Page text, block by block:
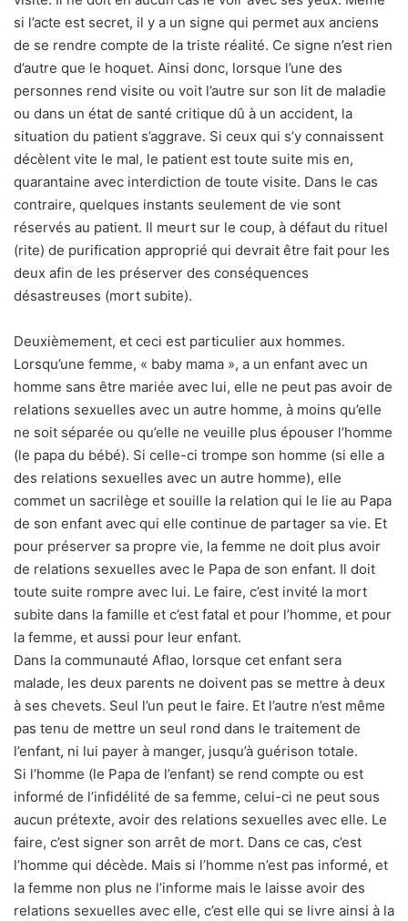
si l’acte est secret, il y a un signe qui permet aux anciens
de se rendre compte de la triste réalité. Ce signe n’est rien
d’autre que le hoquet. Ainsi donc, lorsque l’une des
personnes rend visite ou voit l’autre sur son lit de maladie
ou dans un état de santé critique dû à un accident, la
situation du patient s’aggrave. Si ceux qui s’y connaissent
décèlent vite le mal, le patient est toute suite mis en,
quarantaine avec interdiction de toute visite. Dans le cas
contraire, quelques instants seulement de vie sont
réservés au patient. Il meurt sur le coup, à défaut du rituel
(rite) de purification approprié qui devrait être fait pour les
deux afin de les préserver des conséquences
désastreuses (mort subite).
Deuxièmement, et ceci est particulier aux hommes.
Lorsqu’une femme, « baby mama », a un enfant avec un
homme sans être mariée avec lui, elle ne peut pas avoir de
relations sexuelles avec un autre homme, à moins qu’elle
ne soit séparée ou qu’elle ne veuille plus épouser l’homme
(le papa du bébé). Si celle-ci trompe son homme (si elle a
des relations sexuelles avec un autre homme), elle
commet un sacrilège et souille la relation qui le lie au Papa
de son enfant avec qui elle continue de partager sa vie. Et
pour préserver sa propre vie, la femme ne doit plus avoir
de relations sexuelles avec le Papa de son enfant. Il doit
toute suite rompre avec lui. Le faire, c’est invité la mort
subite dans la famille et c’est fatal et pour l’homme, et pour
la femme, et aussi pour leur enfant.
Dans la communauté Aflao, lorsque cet enfant sera
malade, les deux parents ne doivent pas se mettre à deux
à ses chevets. Seul l’un peut le faire. Et l’autre n’est même
pas tenu de mettre un seul rond dans le traitement de
l’enfant, ni lui payer à manger, jusqu’à guérison totale.
Si l’homme (le Papa de l’enfant) se rend compte ou est
informé de l’infidélité de sa femme, celui-ci ne peut sous
aucun prétexte, avoir des relations sexuelles avec elle. Le
faire, c’est signer son arrêt de mort. Dans ce cas, c’est
l’homme qui décède. Mais si l’homme n’est pas informé, et
la femme non plus ne l’informe mais le laisse avoir des
relations sexuelles avec elle, c’est elle qui se livre ainsi à la